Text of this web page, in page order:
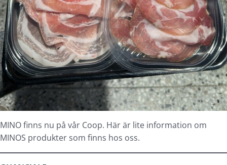
MINO finns nu på vår Coop. Här är lite information om
MINOS produkter som finns hos oss.